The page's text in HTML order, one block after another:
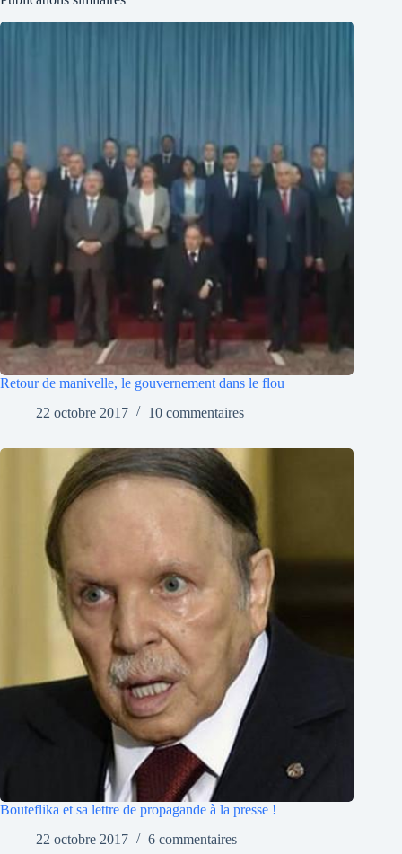
Retour de manivelle, le gouvernement dans le flou
22 octobre 2017
10 commentaires
Bouteflika et sa lettre de propagande à la presse !
22 octobre 2017
6 commentaires